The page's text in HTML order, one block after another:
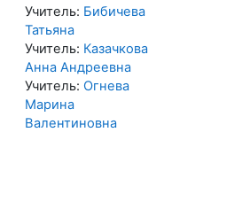
Учитель: Бибичева
Татьяна
Учитель: Казачкова
Анна Андреевна
Учитель: Огнева
Марина
Валентиновна